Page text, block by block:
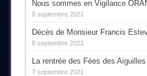
Nous sommes en Vigilance
8 septembre 2021
Décès de Monsieur Francis
8 septembre 2021
La rentrée des Fées des Aiguilles
7 septembre 2021